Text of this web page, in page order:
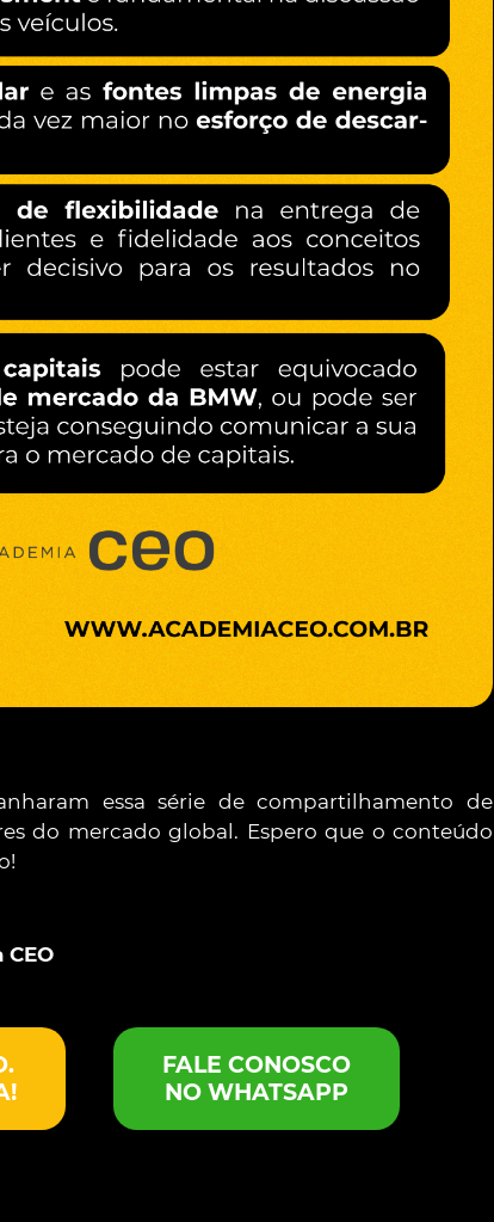
essa série de compartilhamento de
do mercado global. Espero que o conteúdo
FALE CONOSCO
NO WHATSAPP